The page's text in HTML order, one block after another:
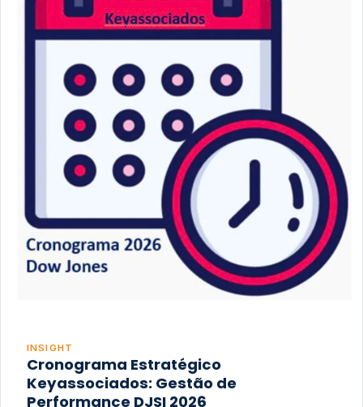
INSIGHT
Cronograma Estratégico
Keyassociados: Gestão de
Performance DJSI 2026